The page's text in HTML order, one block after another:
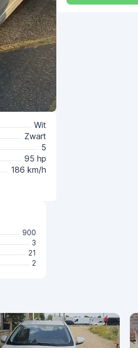
Wit
Zwart
5
95 hp
186 km/h
900
3
21
2